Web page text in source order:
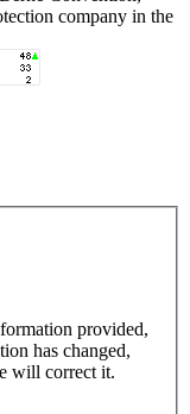
company in the
provided,
has changed,
will correct it.